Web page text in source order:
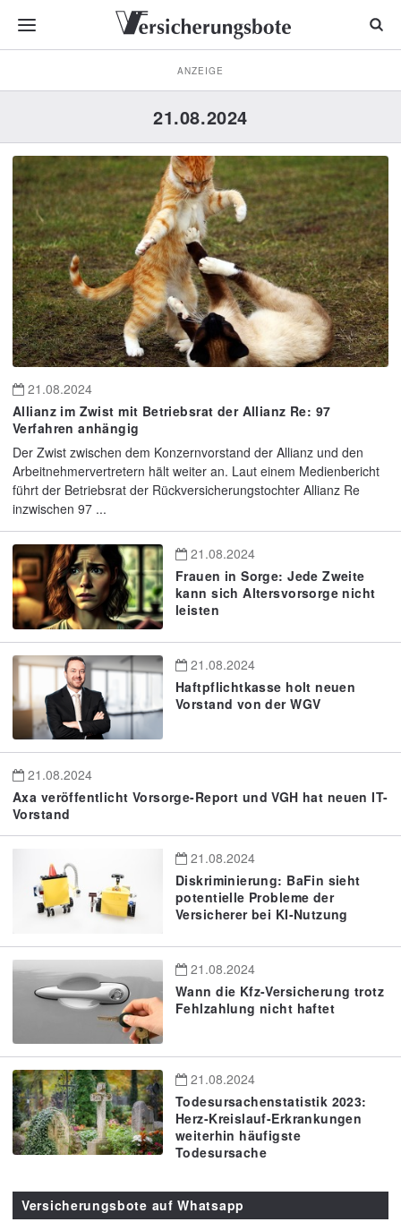
ANZEIGE
21.08.2024
21.08.2024
Allianz im Zwist mit Betriebsrat der Allianz Re: 97
Verfahren anhängig
Der Zwist zwischen dem Konzernvorstand der Allianz und den
Arbeitnehmervertretern hält weiter an. Laut einem Medienbericht
führt der Betriebsrat der Rückversicherungstochter Allianz Re
inzwischen 97 ...
21.08.2024
Frauen in Sorge: Jede Zweite
kann sich Altersvorsorge nicht
leisten
21.08.2024
Haftpflichtkasse holt neuen
Vorstand von der WGV
21.08.2024
Axa veröffentlicht Vorsorge-Report und VGH hat neuen IT-
Vorstand
21.08.2024
Diskriminierung: BaFin sieht
potentielle Probleme der
Versicherer bei KI-Nutzung
21.08.2024
Wann die Kfz-Versicherung trotz
Fehlzahlung nicht haftet
21.08.2024
Todesursachenstatistik 2023:
Herz-Kreislauf-Erkrankungen
weiterhin häufigste
Todesursache
Versicherungsbote auf Whatsapp